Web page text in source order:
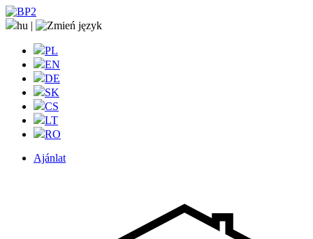
hu |
PL
EN
DE
SK
CS
LT
RO
Ajánlat